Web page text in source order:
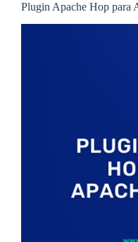
Plugin Apache Hop para